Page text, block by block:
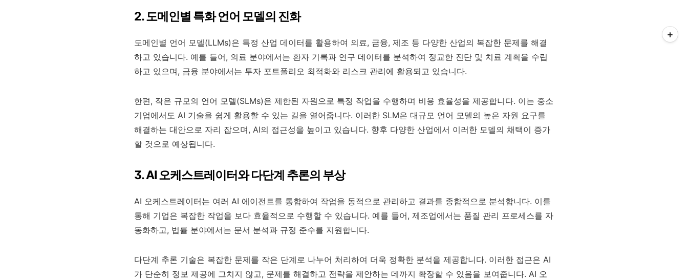
2. 도메인별 특화 언어 모델의 진화
도메인별 언어 모델(LLMs)은 특정 산업 데이터를 활용하여 의료, 금융, 제조 등 다양한 산업의 복잡한 문제를 해결
하고 있습니다. 예를 들어, 의료 분야에서는 환자 기록과 연구 데이터를 분석하여 정교한 진단 및 치료 계획을 수립
하고 있으며, 금융 분야에서는 투자 포트폴리오 최적화와 리스크 관리에 활용되고 있습니다.
한편, 작은 규모의 언어 모델(SLMs)은 제한된 자원으로 특정 작업을 수행하며 비용 효율성을 제공합니다. 이는 중소
기업에서도 AI 기술을 쉽게 활용할 수 있는 길을 열어줍니다. 이러한 SLM은 대규모 언어 모델의 높은 자원 요구를
해결하는 대안으로 자리 잡으며, AI의 접근성을 높이고 있습니다. 향후 다양한 산업에서 이러한 모델의 채택이 증가
할 것으로 예상됩니다.
3. AI 오케스트레이터와 다단계 추론의 부상
AI 오케스트레이터는 여러 AI 에이전트를 통합하여 작업을 동적으로 관리하고 결과를 종합적으로 분석합니다. 이를
통해 기업은 복잡한 작업을 보다 효율적으로 수행할 수 있습니다. 예를 들어, 제조업에서는 품질 관리 프로세스를 자
동화하고, 법률 분야에서는 문서 분석과 규정 준수를 지원합니다.
다단계 추론 기술은 복잡한 문제를 작은 단계로 나누어 처리하여 더욱 정확한 분석을 제공합니다. 이러한 접근은 AI
가 단순히 정보 제공에 그치지 않고, 문제를 해결하고 전략을 제안하는 데까지 확장할 수 있음을 보여줍니다. AI 오